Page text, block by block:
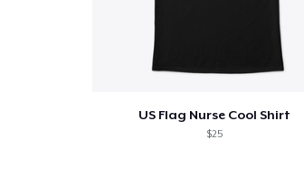
US Flag Nurse Cool Shirt
$25